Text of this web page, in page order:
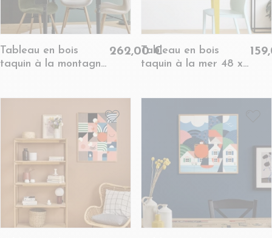
Tableau en bois
taquin à la montagne
262,00 €Tableau en bois
taquin à la mer 48 x